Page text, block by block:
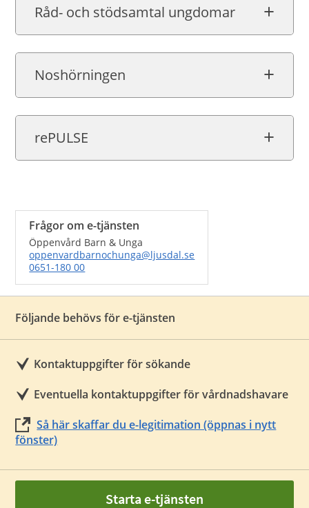
Råd- och stödsamtal ungdomar
Noshörningen
rePULSE
Frågor om e-tjänsten
Öppenvård Barn & Unga
oppenvardbarnochunga@ljusdal.se
0651-180 00
Följande behövs för e-tjänsten
Kontaktuppgifter för sökande
Eventuella kontaktuppgifter för vårdnadshavare
Så här skaffar du e-legitimation (öppnas i nytt
fönster)
Starta e-tjänsten